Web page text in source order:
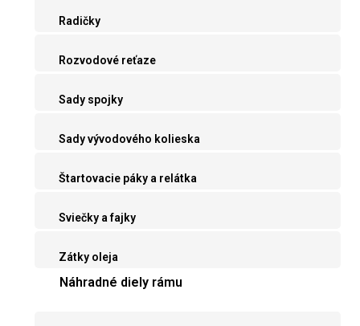
Radičky
Rozvodové reťaze
Sady spojky
Sady vývodového kolieska
Štartovacie páky a relátka
Sviečky a fajky
Zátky oleja
Náhradné diely rámu